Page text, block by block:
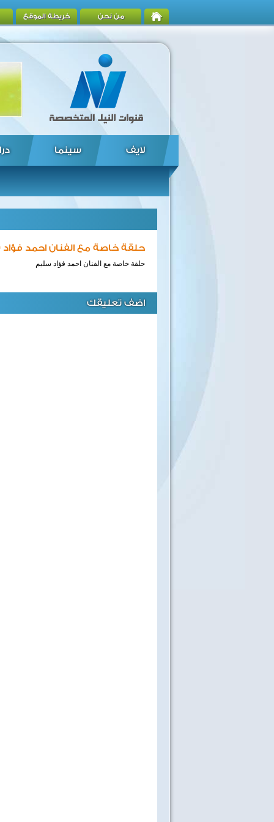
من نحن خريطة الموقع
لايف سينما
حلقة خاصة مع الفنان احمد
حلقة خاصة مع الفنان احمد فؤاد سليم
اضف تعليقك